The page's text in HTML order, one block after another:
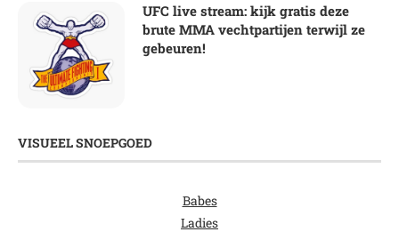
UFC live stream: kijk gratis deze
brute MMA vechtpartijen terwijl ze
gebeuren!
VISUEEL SNOEPGOED
Babes
Ladies